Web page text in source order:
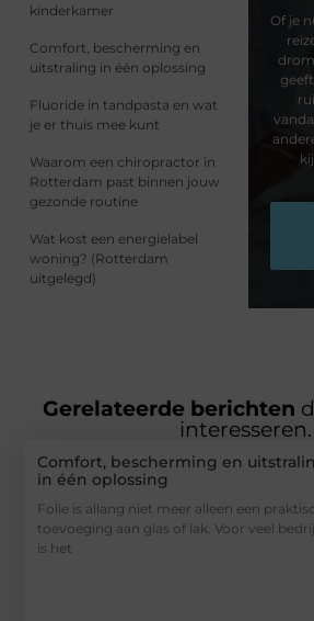
kinderkamer
Comfort, bescherming en
uitstraling in één oplossing
Fluoride in tandpasta en wat
je er thuis mee kunt
Waarom een chiropractor in
Rotterdam past binnen jouw
gezonde routine
Wat kost een energielabel
woning? (Rotterdam
uitgelegd)
Of je
Gerelateerde berichten
interesseren.
Comfort, bescherming en
in één oplossing
Folie is allang niet meer alleen een
toevoeging aan glas of lak. Voor veel
is het